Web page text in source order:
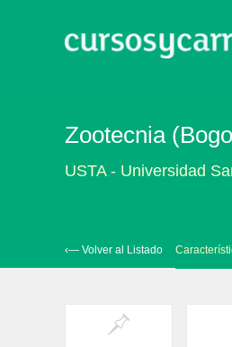
Zootecnia
USTA - Universidad
‹— Volver al Listado